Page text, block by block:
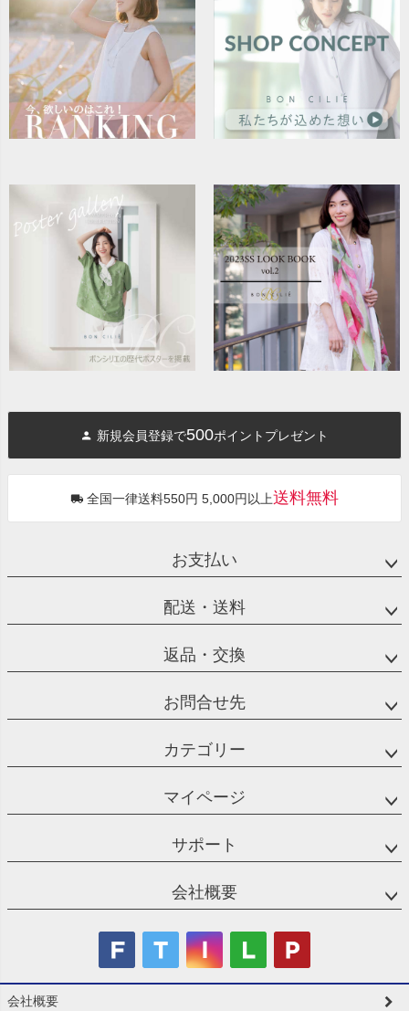
新規会員登録で500ポイントプレゼント
全国一律送料550円 5,000円以上送料無料
お支払い
配送・送料
返品・交換
お問合せ先
カテゴリー
マイページ
サポート
会社概要
会社概要